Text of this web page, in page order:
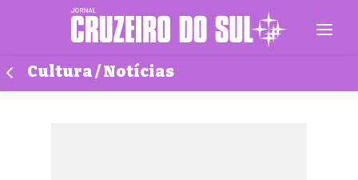
Cultura / Notícias